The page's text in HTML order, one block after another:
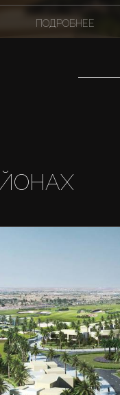
ПОДРОБНЕЕ